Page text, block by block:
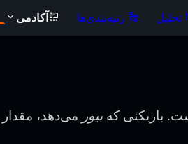
تحلیل رتبه‌بندی‌ها آکادمی
بازیکنی که بیور می‌دهد، مقدار